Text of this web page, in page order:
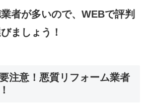
者が多いので、WEBで評判
ましょう！
注意！悪質リフォーム業者